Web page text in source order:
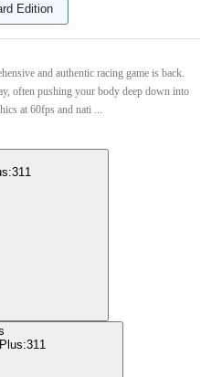
Edition
and authentic racing game is back.
often pushing your body deep down into
at 60fps and nati ...
311
311